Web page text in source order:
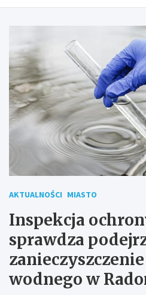
AKTUALNOŚCI MIASTO
Inspekcja
sprawdza
wodnego w